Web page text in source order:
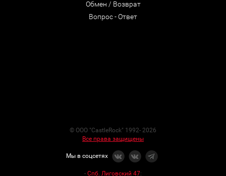
Обмен / Возврат
Вопрос - Ответ
© ООО "CastleRock" 1992- 2026
Все права защищены
Мы в соцсетях
- Спб. Лиговский 47: